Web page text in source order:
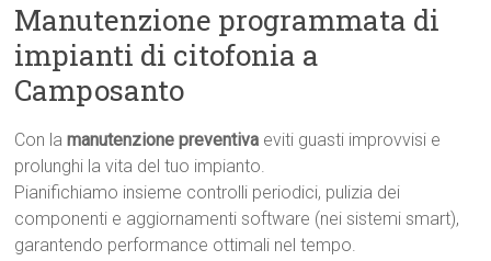
Manutenzione programmata di
impianti di citofonia a
Camposanto
Con lamanutenzione preventiva eviti guasti improvvisi e
prolunghi la vita del tuo impianto.
Pianifichiamo insieme controlli periodici, pulizia dei
componenti e aggiornamenti software (nei sistemi smart),
garantendo performance ottimali nel tempo.